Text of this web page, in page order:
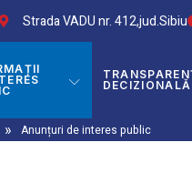
Strada VADU nr. 412,jud.Sibiu
DECIZIONALĂ
» Anunțuri de interes public